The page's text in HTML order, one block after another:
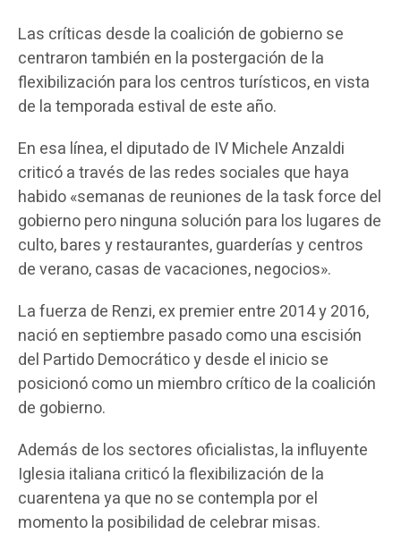
Las críticas desde la coalición de gobierno se
centraron también en la postergación de la
flexibilización para los centros turísticos, en vista
de la temporada estival de este año.
En esa línea, el diputado de IV Michele Anzaldi
criticó a través de las redes sociales que haya
habido «semanas de reuniones de la task force del
gobierno pero ninguna solución para los lugares de
culto, bares y restaurantes, guarderías y centros
de verano, casas de vacaciones, negocios».
La fuerza de Renzi, ex premier entre 2014 y 2016,
nació en septiembre pasado como una escisión
del Partido Democrático y desde el inicio se
posicionó como un miembro crítico de la coalición
de gobierno.
Además de los sectores oficialistas, la influyente
Iglesia italiana criticó la flexibilización de la
cuarentena ya que no se contempla por el
momento la posibilidad de celebrar misas.